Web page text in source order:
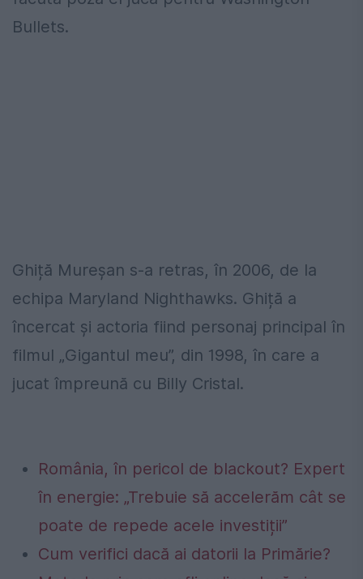
Bullets.
Ghiță Mureșan s-a retras, în 2006, de la
echipa Maryland Nighthawks. Ghiță a
încercat și actoria fiind personaj principal în
filmul „Gigantul meu”, din 1998, în care a
jucat împreună cu Billy Cristal.
România, în pericol de blackout? Expert
în energie: „Trebuie să accelerăm cât se
poate de repede acele investiții”
Cum verifici dacă ai datorii la Primărie?